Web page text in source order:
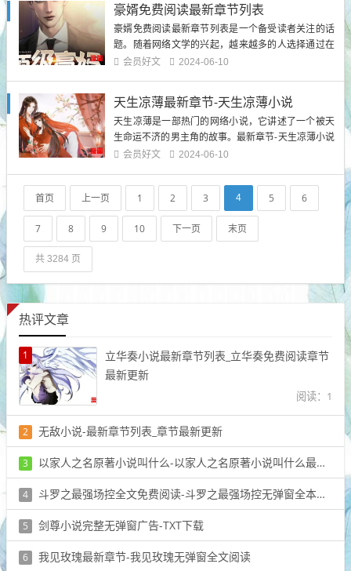
容。主人公的成长历程小说中，主人公经历了许多...
豪婿免费阅读最新章节列表
豪婿免费阅读最新章节列表是一个备受读者关注的话
题。随着网络文学的兴起，越来越多的人选择通过在
线阅读小说来满足自己的阅读需求。而豪婿免费阅读
兴起随着互联网的普...
会员好文 2024-06-10
天生凉薄最新章节-天生凉薄小说
天生凉薄是一部热门的网络小说，它讲述了一个被天
生命运不济的男主角的故事。最新章节-天生凉薄小说
引起了广大读者的兴趣，让他们期待着故事的发展。
息，并以多个方面的自然段来详细解释主题、陈述观
点、提供支持和证据。第一章：命运的捉弄最新章节
中，主角的命运再次被捉弄...
会员好文 2024-06-10
首页 上一页 1 2 3 4 5 6
7 8 9 10 下一页 末页
共 3284 页
热评文章
1
立华奏小说最新章节列表_立华奏免费阅读章节
最新更新
阅读：1
2 无敌小说-最新章节列表_章节最新更新
阅读：1
3 以家人之名原著小说叫什么-以家人之名原著小说叫什么最新章节
阅读：1
4 斗罗之最强场控全文免费阅读-斗罗之最强场控无弹窗全本大结局
5 剑尊小说完整无弹窗广告-TXT下载
6 我见玫瑰最新章节-我见玫瑰无弹窗全文阅读